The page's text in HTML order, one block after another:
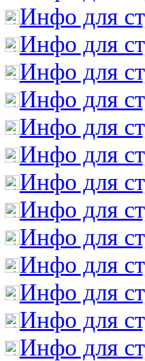
Инфо для
Инфо для
Инфо для
Инфо для
Инфо для
Инфо для
Инфо для
Инфо для
Инфо для
Инфо для
Инфо для
Инфо для
Инфо для